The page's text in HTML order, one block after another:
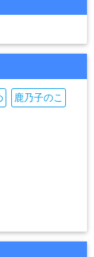
鹿乃子のこ